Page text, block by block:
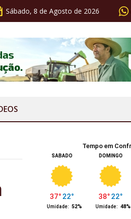
Sábado, 8 de Agosto de 2026